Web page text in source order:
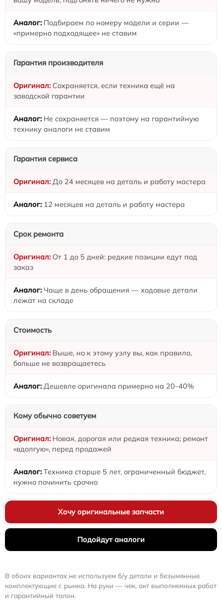
Подбираем по номеру модели и серии —
«примерно подходящее» не ставим
Гарантия производителя
Сохраняется, если техника ещё на
заводской гарантии
Не сохраняется — поэтому на гарантийную
технику аналоги не ставим
Гарантия сервиса
До 24 месяцев на деталь и работу мастера
12 месяцев на деталь и работу мастера
Срок ремонта
От 1 до 5 дней: редкие позиции едут под
заказ
Чаще в день обращения — ходовые детали
лежат на складе
Стоимость
Выше, но к этому узлу вы, как правило,
больше не возвращаетесь
Дешевле оригинала примерно на 20–40%
Кому обычно советуем
Новая, дорогая или редкая техника; ремонт
«вдолгую», перед продажей
Техника старше 5 лет, ограниченный бюджет,
нужно починить срочно
Хочу оригинальные запчасти
Подойдут аналоги
В обоих вариантах не используем б/у детали и безымянные
комплектующие с рынка. На руки — чек, акт выполненных работ
и гарантийный талон.